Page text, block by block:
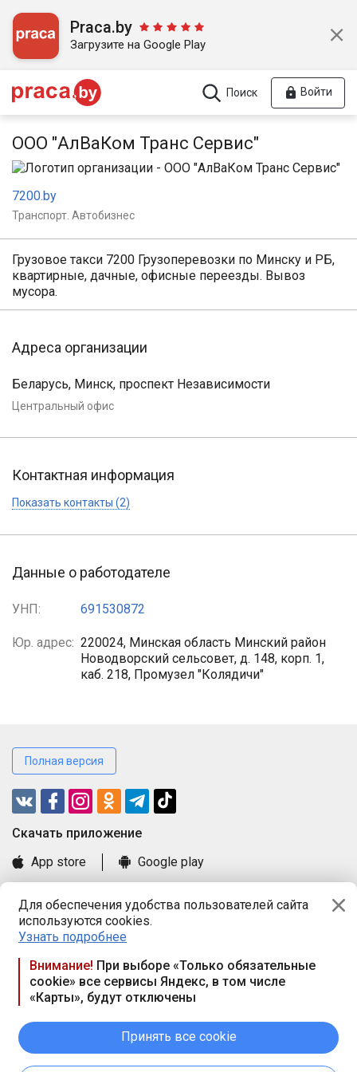
Для обеспечения удобства пользователей сайта
используются cookies.
Узнать подробнее
Внимание! При выборе «Только обязательные
cookie» все сервисы Яндекс, в том числе
«Карты», будут отключены
Принять все cookie
Praca.by
Загрузите на Google Play
Поиск Войти
ООО "АлВаКом Транс Сервис"
7200.by
Транспорт. Автобизнес
Грузовое такси 7200 Грузоперевозки по Минску и РБ,
квартирные, дачные, офисные переезды. Вывоз
мусора.
Адреса организации
Беларусь, Минск, проспект Независимости
Центральный офис
Контактная информация
Показать контакты (2)
Данные о работодателе
УНП: 691530872
Юр. адрес: 220024, Минская область Минский район
Новодворский сельсовет, д. 148, корп. 1,
каб. 218, Промузел "Колядичи"
Полная версия
Cкачать приложение
App store
Google play
Книга замечаний и предложений
Правила и документы
Praca.by © 2000—2026, ООО «ПРАЦА БАЙ»
Республика Беларусь, 220114, г. Минск, пр-т Независимости
117а, пом. № 9.
вых. дн. — сб., вс.
Режим работы сайта — круглосуточно. E-mail ООО «ПРАЦА
БАЙ» editor@praca.by